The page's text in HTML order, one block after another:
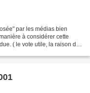
par les médias bien
à considérer cette
( le vote utile, la raison des